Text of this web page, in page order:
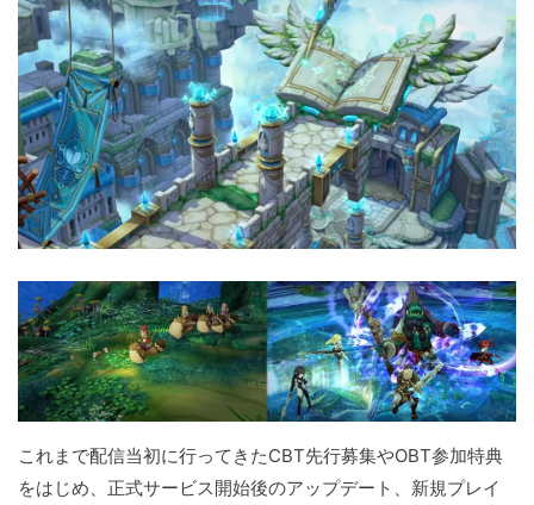
これまで配信当初に行ってきたCBT先行募集やOBT参加特典
をはじめ、正式サービス開始後のアップデート、新規プレイ